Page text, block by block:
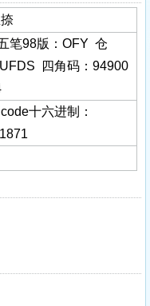
笔98版：OFY 仓
四角码：94900
十六进制：